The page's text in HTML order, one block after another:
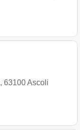
, 63100Ascoli